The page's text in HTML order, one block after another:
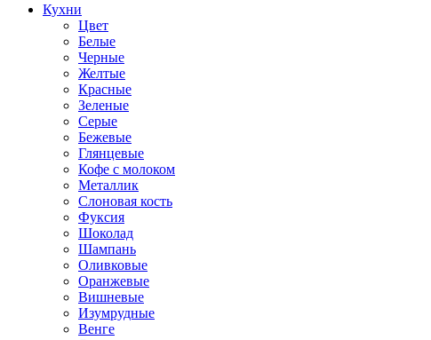
Кухни
Цвет
Белые
Черные
Желтые
Красные
Зеленые
Серые
Бежевые
Глянцевые
Кофе с молоком
Металлик
Слоновая кость
Фуксия
Шоколад
Шампань
Оливковые
Оранжевые
Вишневые
Изумрудные
Венге